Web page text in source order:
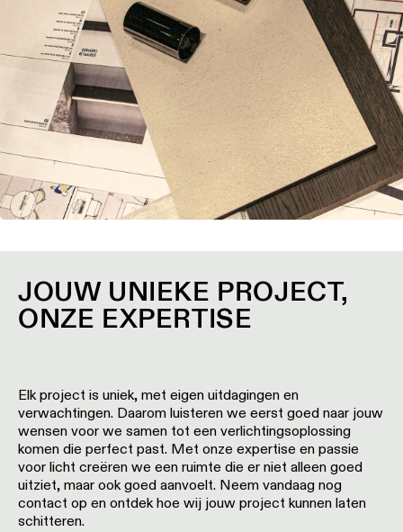
JOUW UNIEKE PROJECT,
ONZE EXPERTISE
Elk project is uniek, met eigen uitdagingen en
verwachtingen. Daarom luisteren we eerst goed naar jouw
wensen voor we samen tot een verlichtingsoplossing
komen die perfect past. Met onze expertise en passie
voor licht creëren we een ruimte die er niet alleen goed
uitziet, maar ook goed aanvoelt. Neem vandaag nog
contact op en ontdek hoe wij jouw project kunnen laten
schitteren.